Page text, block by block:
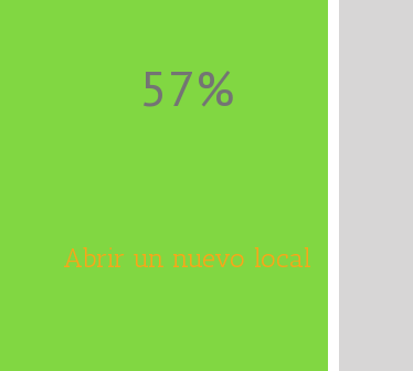
57%
Abrir un nuevo local